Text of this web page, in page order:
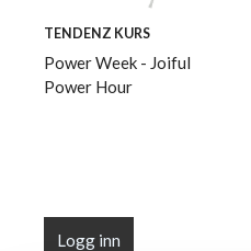
TENDENZ KURS
Power Week - Joiful
Power Hour
Logg inn